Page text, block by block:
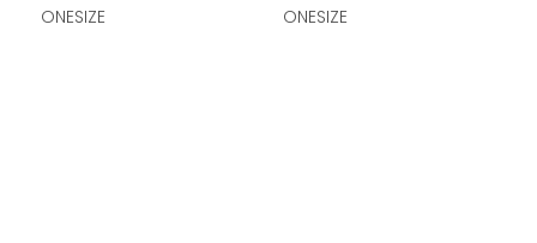
ONESIZE ONESIZE